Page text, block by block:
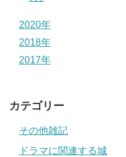
2020年
2018年
2017年
カテゴリー
その他雑記
ドラマに関連する城